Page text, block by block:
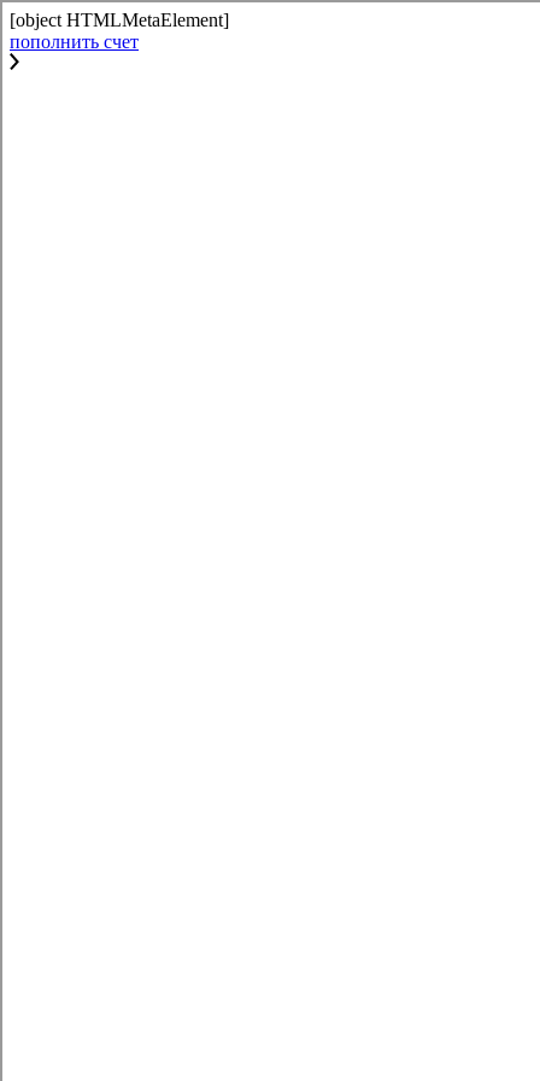
[object HTMLMetaElement]
пополнить счет